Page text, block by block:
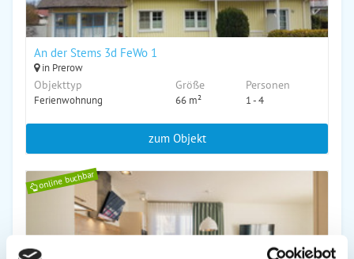
An der Stems 3d FeWo 1
in Prerow
Objekttyp
Ferienwohnung
Größe
66 m²
Personen
1 - 4
zum Objekt
online buchbar